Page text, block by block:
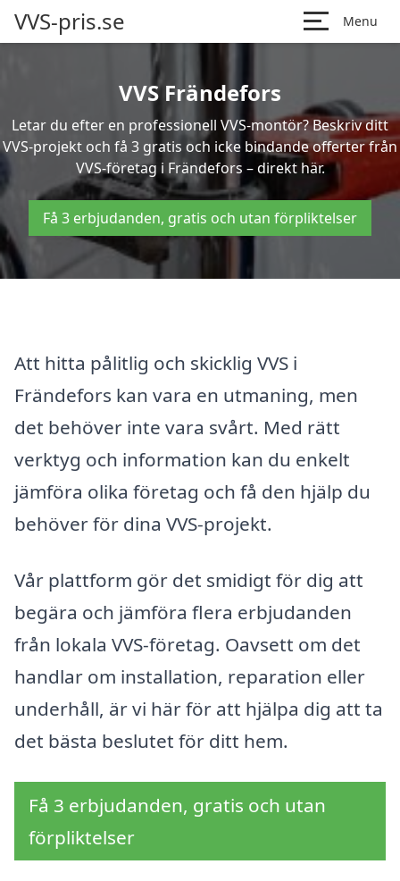
VVS-pris.se Menu
VVS Frändefors
Letar du efter en professionell VVS-montör? Beskriv ditt
VVS-projekt och få 3 gratis och icke bindande offerter från
VVS-företag i Frändefors – direkt här.
Få 3 erbjudanden, gratis och utan förpliktelser
Att hitta pålitlig och skicklig VVS i
Frändefors kan vara en utmaning, men
det behöver inte vara svårt. Med rätt
verktyg och information kan du enkelt
jämföra olika företag och få den hjälp du
behöver för dina VVS-projekt.
Vår plattform gör det smidigt för dig att
begära och jämföra flera erbjudanden
från lokala VVS-företag. Oavsett om det
handlar om installation, reparation eller
underhåll, är vi här för att hjälpa dig att ta
det bästa beslutet för ditt hem.
Få 3 erbjudanden, gratis och utan
förpliktelser